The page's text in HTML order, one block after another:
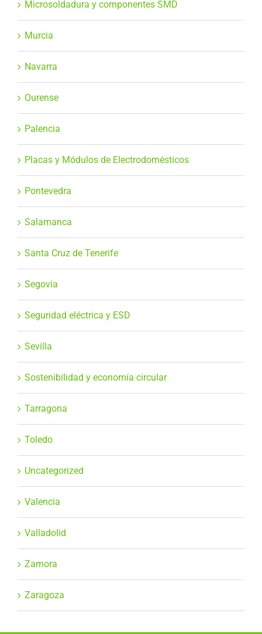
Microsoldadura y componentes SMD
Murcia
Navarra
Ourense
Palencia
Placas y Módulos de Electrodomésticos
Pontevedra
Salamanca
Santa Cruz de Tenerife
Segovia
Seguridad eléctrica y ESD
Sevilla
Sostenibilidad y economía circular
Tarragona
Toledo
Uncategorized
Valencia
Valladolid
Zamora
Zaragoza